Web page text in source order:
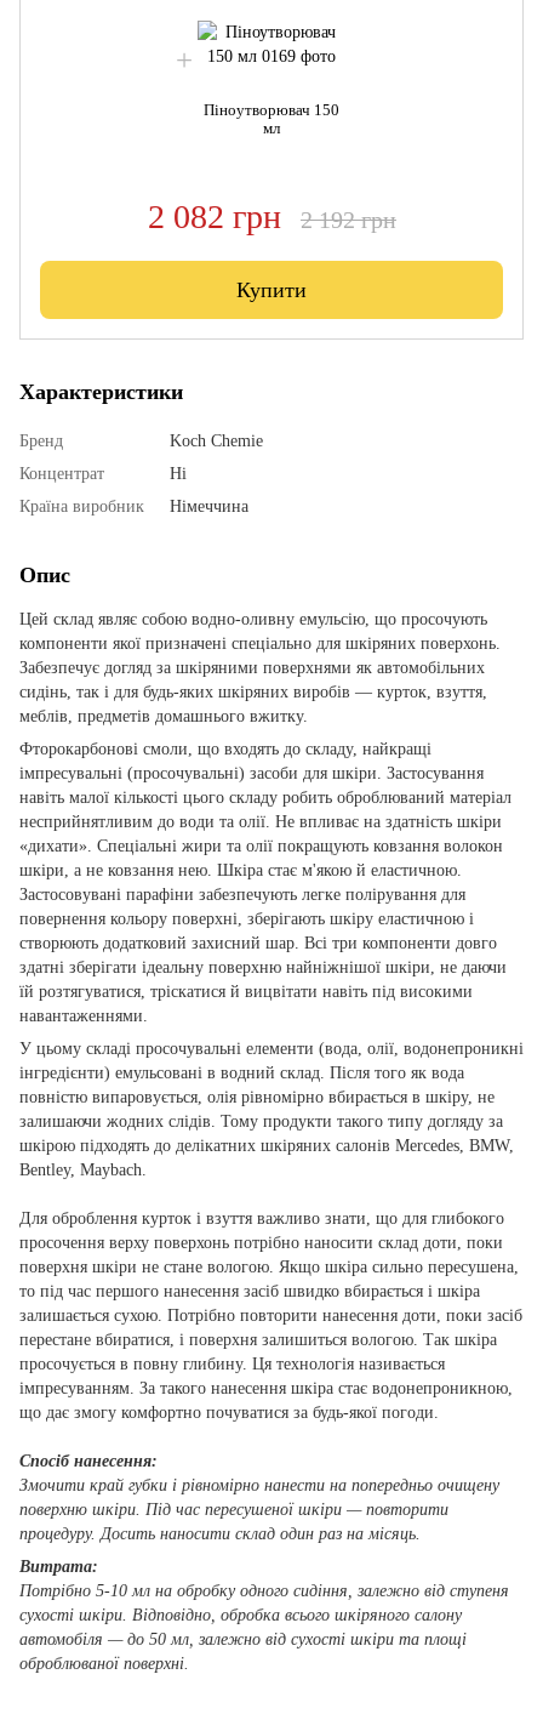
Піноутворювач 150
мл
2 082 грн 2 192 грн
Купити
Характеристики
Бренд
Koch Chemie
Концентрат
Ні
Країна виробник
Німеччина
Опис
Цей склад являє собою водно-оливну емульсію, що просочують
компоненти якої призначені спеціально для шкіряних поверхонь.
Забезпечує догляд за шкіряними поверхнями як автомобільних
сидінь, так і для будь-яких шкіряних виробів — курток, взуття,
меблів, предметів домашнього вжитку.
Фторокарбонові смоли, що входять до складу, найкращі
імпресувальні (просочувальні) засоби для шкіри. Застосування
навіть малої кількості цього складу робить оброблюваний матеріал
несприйнятливим до води та олії. Не впливає на здатність шкіри
«дихати». Спеціальні жири та олії покращують ковзання волокон
шкіри, а не ковзання нею. Шкіра стає м'якою й еластичною.
Застосовувані парафіни забезпечують легке полірування для
повернення кольору поверхні, зберігають шкіру еластичною і
створюють додатковий захисний шар. Всі три компоненти довго
здатні зберігати ідеальну поверхню найніжнішої шкіри, не даючи
їй розтягуватися, тріскатися й вицвітати навіть під високими
навантаженнями.
У цьому складі просочувальні елементи (вода, олії, водонепроникні
інгредієнти) емульсовані в водний склад. Після того як вода
повністю випаровується, олія рівномірно вбирається в шкіру, не
залишаючи жодних слідів. Тому продукти такого типу догляду за
шкірою підходять до делікатних шкіряних салонів Mercedes, BMW,
Bentley, Maybach.
Для оброблення курток і взуття важливо знати, що для глибокого
просочення верху поверхонь потрібно наносити склад доти, поки
поверхня шкіри не стане вологою. Якщо шкіра сильно пересушена,
то під час першого нанесення засіб швидко вбирається і шкіра
залишається сухою. Потрібно повторити нанесення доти, поки засіб
перестане вбиратися, і поверхня залишиться вологою. Так шкіра
просочується в повну глибину. Ця технологія називається
імпресуванням. За такого нанесення шкіра стає водонепроникною,
що дає змогу комфортно почуватися за будь-якої погоди.
Спосіб нанесення:
Змочити край губки і рівномірно нанести на попередньо очищену
поверхню шкіри. Під час пересушеної шкіри — повторити
процедуру. Досить наносити склад один раз на місяць.
Витрата:
Потрібно 5-10 мл на обробку одного сидіння, залежно від ступеня
сухості шкіри. Відповідно, обробка всього шкіряного салону
автомобіля — до 50 мл, залежно від сухості шкіри та площі
оброблюваної поверхні.